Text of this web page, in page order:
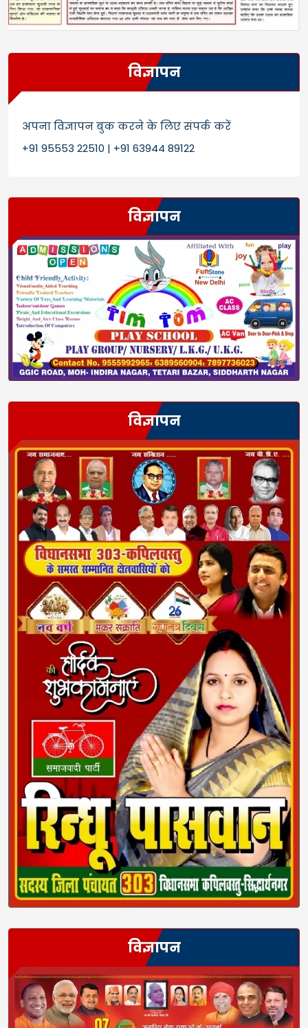
विज्ञापन
अपना विज्ञापन बुक करने के लिए संपर्क करें
+91 95553 22510 | +91 63944 89122
विज्ञापन
विज्ञापन
विज्ञापन